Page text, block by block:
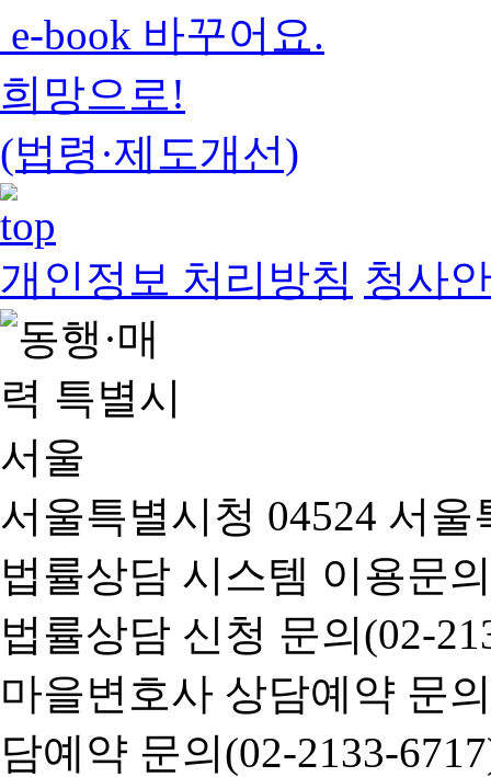
e-book 바꾸어요.
희망으로!
(법령·제도개선)
개인정보 처리방침 청사
서울특별시청 04524 서
법률상담 시스템 이용문
법률상담 신청 문의(02-
마을변호사 상담예약 문
담예약 문의(02-2133-